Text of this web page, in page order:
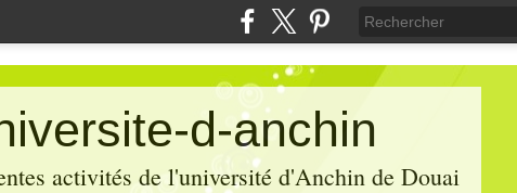
d-anchin
activités de l'université d'Anchin de Douai